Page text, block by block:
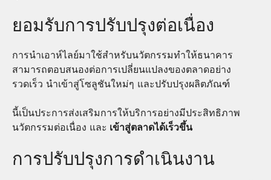
ยอมรับการปรับปรุงต่อเนื่อง
การนำเอาห์ไลย์มาใช้สำหรับนวัตกรรมทำให้ธนาคาร
สามารถตอบสนองต่อการเปลี่ยนแปลงของตลาดอย่าง
รวดเร็ว นำเข้าสู่โซลูชันใหม่ๆ และปรับปรุงผลิตภัณฑ์
นี้เป็นประการส่งเสริมการให้บริการอย่างมีประสิทธิภาพ
นวัตกรรมต่อเนื่อง และ เข้าสู่ตลาดได้เร็วขึ้น
การปรับปรุงการดำเนินงาน